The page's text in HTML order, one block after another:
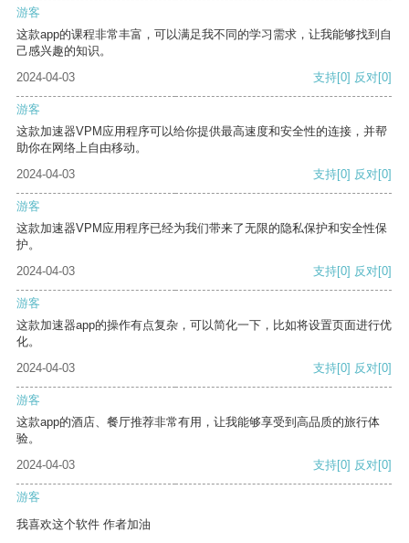
游客
这款app的课程非常丰富，可以满足我不同的学习需求，让我能够找到自
己感兴趣的知识。
2024-04-03
支持[0] 反对[0]
游客
这款加速器VPM应用程序可以给你提供最高速度和安全性的连接，并帮
助你在网络上自由移动。
2024-04-03
支持[0] 反对[0]
游客
这款加速器VPM应用程序已经为我们带来了无限的隐私保护和安全性保
护。
2024-04-03
支持[0] 反对[0]
游客
这款加速器app的操作有点复杂，可以简化一下，比如将设置页面进行优
化。
2024-04-03
支持[0] 反对[0]
游客
这款app的酒店、餐厅推荐非常有用，让我能够享受到高品质的旅行体
验。
2024-04-03
支持[0] 反对[0]
游客
我喜欢这个软件 作者加油